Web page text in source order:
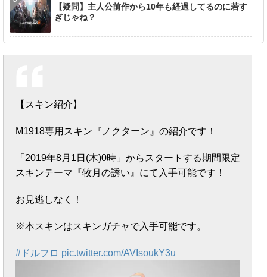
【疑問】主人公前作から10年も経過してるのに若す
ぎじゃね？
【スキン紹介】
M1918専用スキン『ノクターン』の紹介です！
「2019年8月1日(木)0時」からスタートする期間限定
スキンテーマ『牧月の誘い』にて入手可能です！
お見逃しなく！
※本スキンはスキンガチャで入手可能です。
#ドルフロ pic.twitter.com/AVIsoukY3u